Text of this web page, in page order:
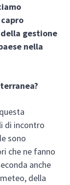
gestione
nella
di incontro
sono
che ne fanno
anche
della